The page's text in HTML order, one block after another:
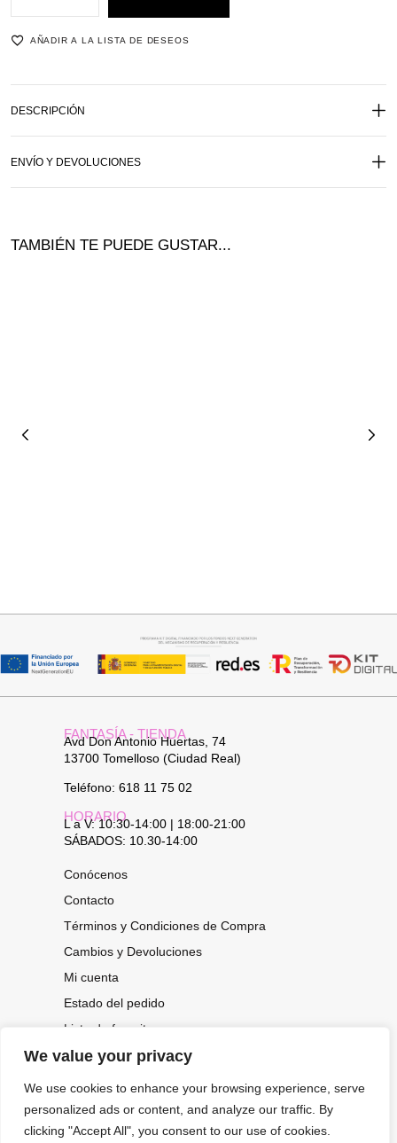
We value your privacy
We use cookies to enhance your browsing experience, serve
personalized ads or content, and analyze our traffic. By
clicking "Accept All", you consent to our use of cookies.
AÑADIR A LA LISTA DE DESEOS
DESCRIPCIÓN
ENVÍO Y DEVOLUCIONES
TAMBIÉN TE PUEDE GUSTAR...
FANTASÍA - TIENDA
Avd Don Antonio Huertas, 74
13700 Tomelloso (Ciudad Real)
Teléfono: 618 11 75 02
HORARIO
L a V: 10:30-14:00 | 18:00-21:00
SÁBADOS: 10.30-14:00
Conócenos
Contacto
Términos y Condiciones de Compra
Cambios y Devoluciones
Mi cuenta
Estado del pedido
Lista de favoritos
CONOCE NUESTRAS NOVEDADES,
OFERTAS...